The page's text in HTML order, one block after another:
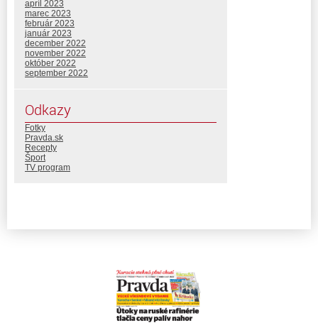
apríl 2023
marec 2023
február 2023
január 2023
december 2022
november 2022
október 2022
september 2022
Odkazy
Fotky
Pravda.sk
Recepty
Šport
TV program